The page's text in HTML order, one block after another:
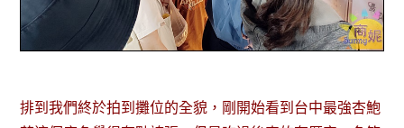
排到我們終於拍到攤位的全貌，剛開始看到台中最強杏鮑